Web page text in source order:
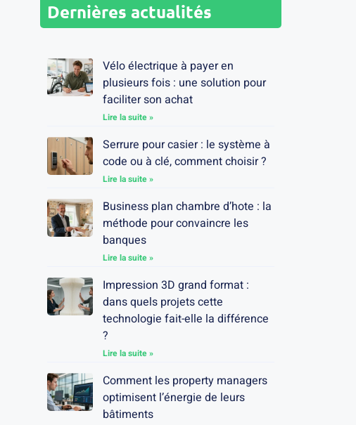
Dernières actualités
Vélo électrique à payer en
plusieurs fois : une solution pour
faciliter son achat
Lire la suite »
Serrure pour casier : le système à
code ou à clé, comment choisir ?
Lire la suite »
Business plan chambre d’hote : la
méthode pour convaincre les
banques
Lire la suite »
Impression 3D grand format :
dans quels projets cette
technologie fait-elle la différence
?
Lire la suite »
Comment les property managers
optimisent l’énergie de leurs
bâtiments